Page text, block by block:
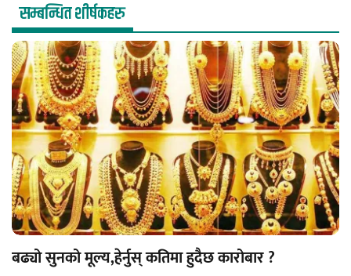
सम्बन्धित शीर्षकहरु
बढ्यो सुनको मूल्य,हेर्नुस् कतिमा हुदैछ कारोबार ?